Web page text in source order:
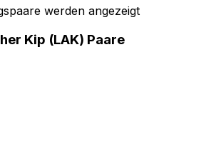
werden angezeigt
Kip (LAK) Paare